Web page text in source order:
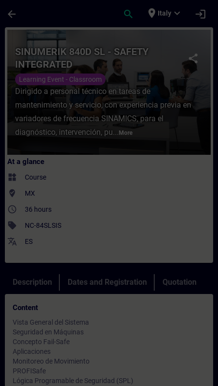
arrow_back search place Italy expand_more login
Course - SINUMERIK 840D SL -
share
SINUMERIK 840D SL - SAFETY
INTEGRATED
Learning Event - Classroom
Dirigido a personal técnico en tareas de
mantenimiento y servicio, con experiencia previa en
variadores de frecuencia SINAMICS, para el
diagnóstico, intervención, pu... More
At a glance
widgets Course
where_to_vote MX
access_time 36 hours
sell NC-84SLSIS
translate ES
Description Dates and Registration Quotation
Content
Vista General del Sistema
Seguridad en Máquinas
Concepto Fail-Safe
Aplicaciones
Monitoreo de Movimiento
PROFISafe
Lógica Programable de Seguridad (SPL)